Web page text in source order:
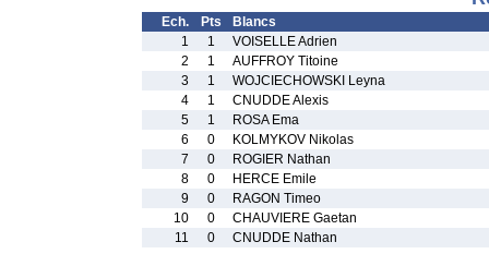
Ech. Pts
Blancs
1
1
VOISELLE Adrien
2
1
AUFFROY Titoine
3
1
WOJCIECHOWSKI Leyna
4
1
CNUDDE Alexis
5
1
ROSA Ema
6
0
KOLMYKOV Nikolas
7
0
ROGIER Nathan
8
0
HERCE Emile
9
0
RAGON Timeo
10
0
CHAUVIERE Gaetan
11
0 CNUDDE Nathan